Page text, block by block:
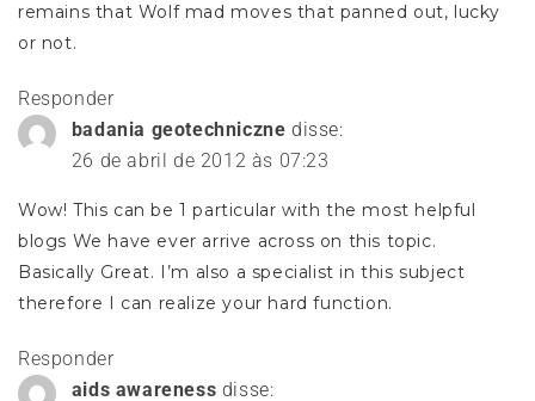
remains that Wolf mad moves that panned out, lucky
or not.
Responder
badania geotechniczne disse:
26 de abril de 2012 às 07:23
Wow! This can be 1 particular with the most helpful
blogs We have ever arrive across on this topic.
Basically Great. I’m also a specialist in this subject
therefore I can realize your hard function.
Responder
aids awareness disse: